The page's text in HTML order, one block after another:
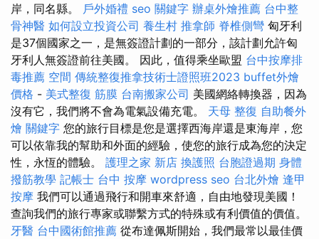
岸，同名縣。 戶外婚禮 seo 關鍵字 辦桌外燴推薦 台中整
骨神醫 如何設立投資公司 養生村 推拿師 脊椎側彎 匈牙利
是37個國家之一，是無簽證計劃的一部分，該計劃允許匈
牙利人無簽證前往美國。 因此，值得乘坐歐盟 台中按摩排
毒推薦 空間 傳統整復推拿技術士證照班2023 buffet外燴
價格 - 美式整復 筋膜 台南搬家公司 美國網絡轉換器，因為
沒有它，我們將不會為電氣設備充電。 天母 整復 自助餐外
燴 關鍵字 您的旅行目標是您是選擇西海岸還是東海岸，您
可以依靠我的幫助和外面的經驗，使您的旅行成為您的決定
性，永恆的體驗。 護理之家 新店 換護照 台胞證過期 身體
撥筋教學 記帳士 台中 按摩 wordpress seo 台北外燴 逢甲
按摩 我們可以通過飛行和開車來舒適，自由地發現美國！
查詢我們的旅行專家或聯繫方式的特殊或有利價值的價值。
牙醫 台中國術館推薦 從布達佩斯開始，我們最常以最佳價